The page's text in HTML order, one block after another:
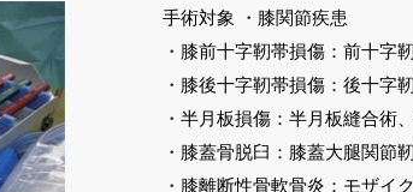
手術対象 ・膝関節疾患
・膝前十字靭帯損傷：前十字
・膝後十字靭帯損傷：後十字
・半月板損傷：半月板縫合術
・膝蓋骨脱臼：膝蓋大腿関節
・膝離断性骨軟骨炎：モザイ